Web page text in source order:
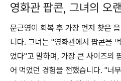
영화관 팝콘, 그녀의 오
문근영이 회복 후 가장 먼저 찾은
니다. 그녀는 "영화관에서 팝콘을
었다"고 말하며, 가장 큰 사이즈의
어 먹었던 경험을 전했습니다. "너